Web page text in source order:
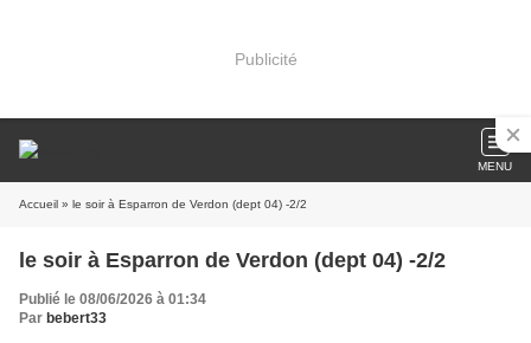
Publicité
MENU
Accueil » le soir à Esparron de Verdon (dept 04) -2/2
le soir à Esparron de Verdon (dept 04) -2/2
Publié le 08/06/2026 à 01:34
Par bebert33